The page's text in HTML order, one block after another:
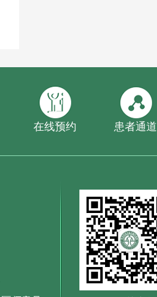
在线预约 患者通道